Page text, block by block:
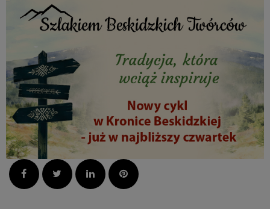
Facebook Twitter LinkedInPinterest